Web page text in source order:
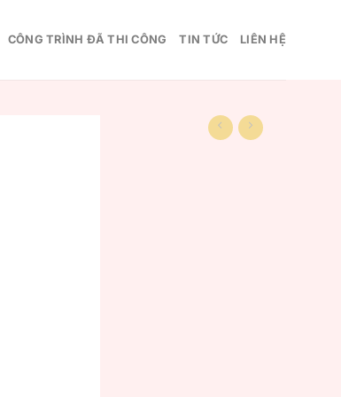
CÔNG TRÌNH ĐÃ THI CÔNG TIN TỨC LIÊN HỆ